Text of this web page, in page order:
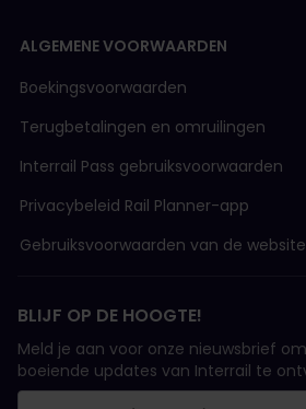
ALGEMENE VOORWAARDEN
Boekingsvoorwaarden
Terugbetalingen en omruilingen
Interrail Pass gebruiksvoorwaarden
Privacybeleid Rail Planner-app
Gebruiksvoorwaarden van de website
BLIJF OP DE HOOGTE!
Meld je aan voor onze nieuwsbrief
boeiende updates van Interrail te